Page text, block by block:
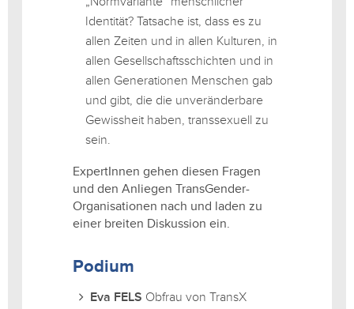
Identität? Tatsache ist, dass es zu
allen Zeiten und in allen Kulturen, in
allen Gesellschaftsschichten und in
allen Generationen Menschen gab
und gibt, die die unveränderbare
Gewissheit haben, transsexuell zu
sein.
ExpertInnen gehen diesen Fragen
und den Anliegen TransGender-
Organisationen nach und laden zu
einer breiten Diskussion ein.
Podium
Eva FELS Obfrau von TransX